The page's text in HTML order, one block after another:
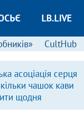
LB.LIVE
CultHub
асоціація серця
чашок кави
щодня